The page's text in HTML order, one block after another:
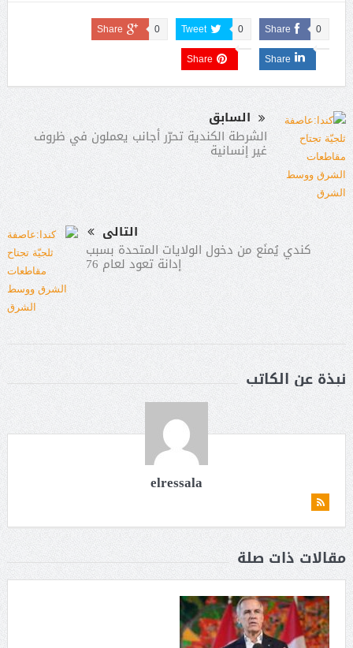
Share 0
Tweet 0
Share 0
Share
Share
السابق
الشرطة الكندية تحرّر أجانب يعملون في ظروف
غير إنسانية
التالى
كندي يُمنَع من دخول الولايات المتحدة بسبب
إدانة تعود لعام 76
نبذة عن الكاتب
elressala
مقالات ذات صلة